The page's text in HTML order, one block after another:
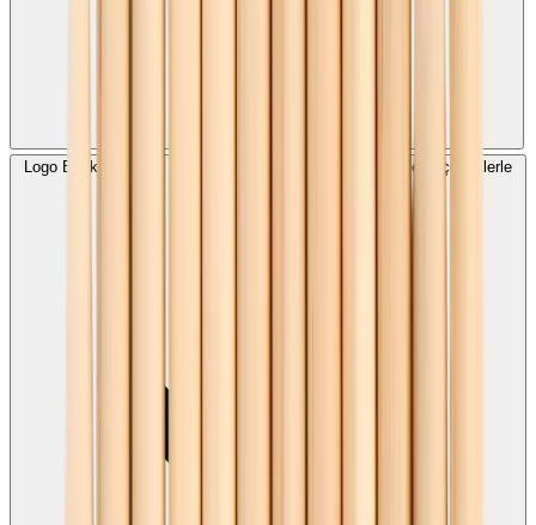
Logo Baskılı Naturel Vernikli Kurşun Kalem hangi ölçü ve seçeneklerle